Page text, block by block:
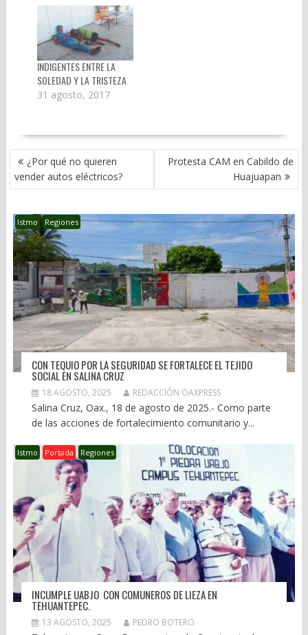
INDIGENTES ENTRE LA
SOLEDAD Y LA TRISTEZA
31 agosto, 2017
NAVEGACIÓN
DE
ENTRADAS
¿Por qué no quieren
vender autos eléctricos?
Protesta CAM en Cabildo de
Huajuapan
Istmo Regiones
CON TEQUIO POR LA SEGURIDAD SE FORTALECE EL TEJIDO
SOCIAL EN SALINA CRUZ
18 AGOSTO, 2025 REDACCIÓN OAXPRESS
Salina Cruz, Oax., 18 de agosto de 2025.- Como parte
de las acciones de fortalecimiento comunitario y...
Istmo Portada Regiones
INCUMPLE UABJO CON COMUNEROS DE LIEZA EN
TEHUANTEPEC.
13 AGOSTO, 2025 PEDRO BOTERO